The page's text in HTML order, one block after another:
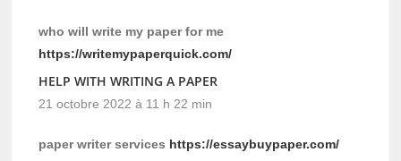
who will write my paper for me
https://writemypaperquick.com/
HELP WITH WRITING A PAPER
21 octobre 2022 à 11 h 22 min
paper writer services https://essaybuypaper.com/